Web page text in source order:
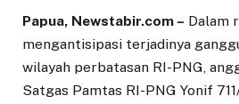
Papua, Newstabir.com – Dalam
mengantisipasi terjadinya
wilayah perbatasan RI-PNG,
Satgas Pamtas RI-PNG Yonif